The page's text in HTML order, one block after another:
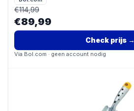
€114,99
€89,99
Check prijs→
Via Bol.com · geen account nodig